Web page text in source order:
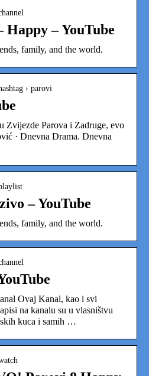
– YouTube
family, and the world.
› parovi
Zvijezde Parova i Zadruge, evo
· Dnevna Drama. Dnevna
– YouTube
family, and the world.
Ovaj Kanal, kao i svi
na kanalu su u vlasništvu
kuca i samih …